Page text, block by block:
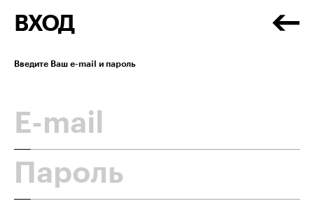
ВХОД
Введите Ваш e-mail и пароль